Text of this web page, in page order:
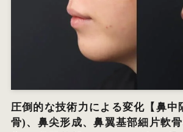
圧倒的な技術力による変化【鼻中
骨)、鼻尖形成、鼻翼基部細片軟